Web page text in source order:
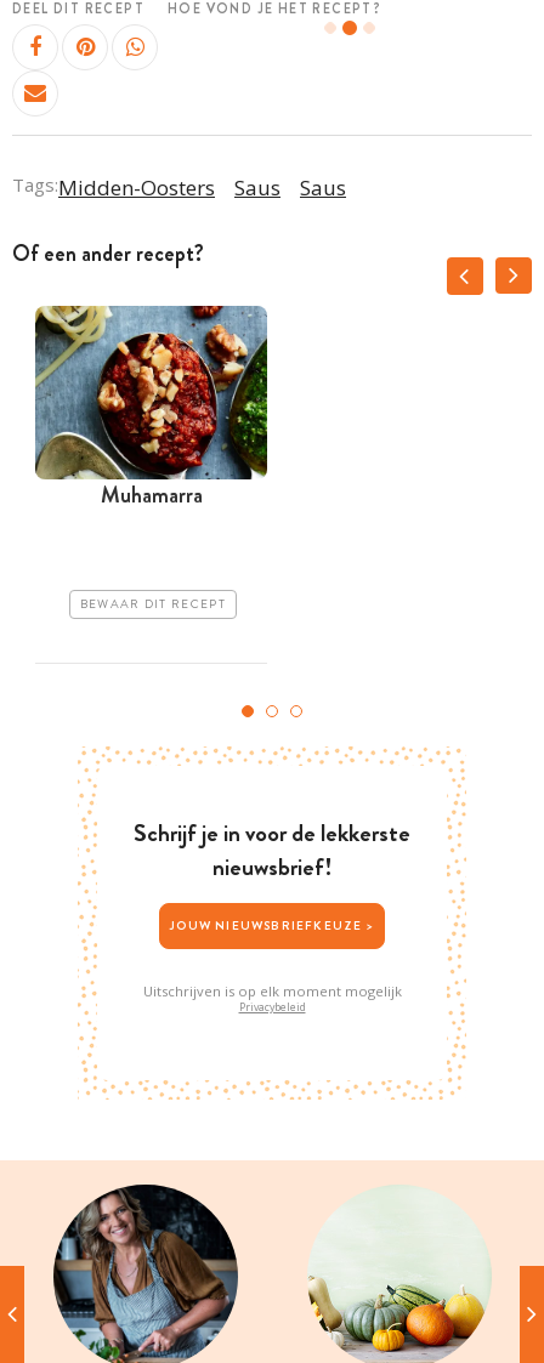
DEEL DIT RECEPT HOE VOND JE HET RECEPT?
Tags:Midden-Oosters Saus Saus
Of een ander recept?
Muhamarra
BEWAAR DIT RECEPT
Schrijf je in voor de lekkerste
nieuwsbrief!
JOUW NIEUWSBRIEFKEUZE >
Uitschrijven is op elk moment mogelijk
Privacybeleid